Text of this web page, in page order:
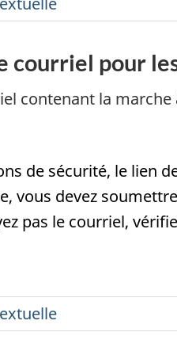
courriel pour
contenant la
de sécurité, le lien
vous devez
pas le courriel,